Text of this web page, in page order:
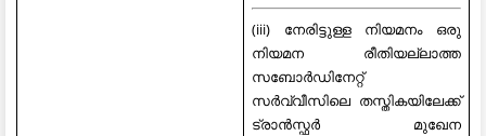
(iii) നേരിട്ടുള്ള നിയമനം ഒരു
നിയമന രീതിയല്ലാത്ത
സബോർഡിനേറ്റ്
സർവ്വീസിലെ തസ്തികയിലേക്ക്
ട്രാൻസ്ഫർ മുഖേന